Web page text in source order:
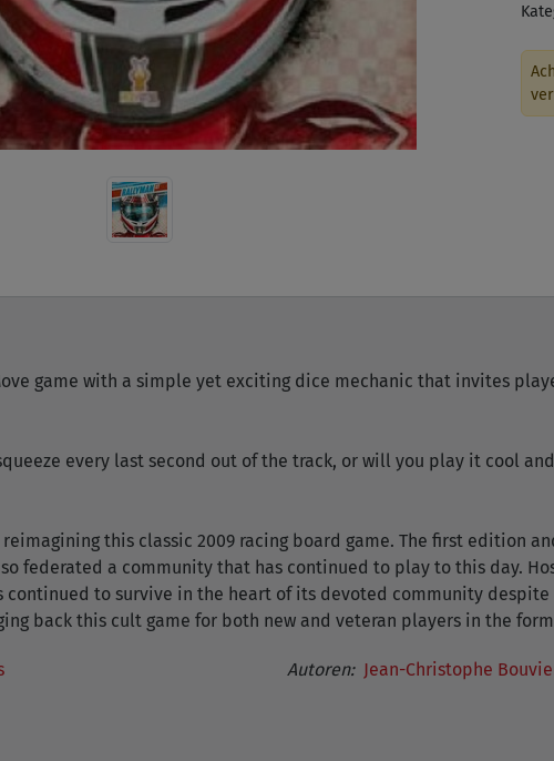
game with a simple yet exciting dice mechanic that invites
every last second out of the track, or will you play it cool
this classic 2009 racing board game. The first edition
federated a community that has continued to play to this day.
continued to survive in the heart of its devoted community
back this cult game for both new and veteran players in the form
Autoren: Jean-Christophe